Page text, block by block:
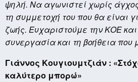
ψηλή. Να αγωνιστεί χωρίς
τη συμμετοχή του που θα είναι
ζωής. Ευχαριστούμε την ΚΟΕ
συνεργασία και τη βοήθεια
Γιάννος Κουγιουμτζιάν :
καλύτερο μπορώ»